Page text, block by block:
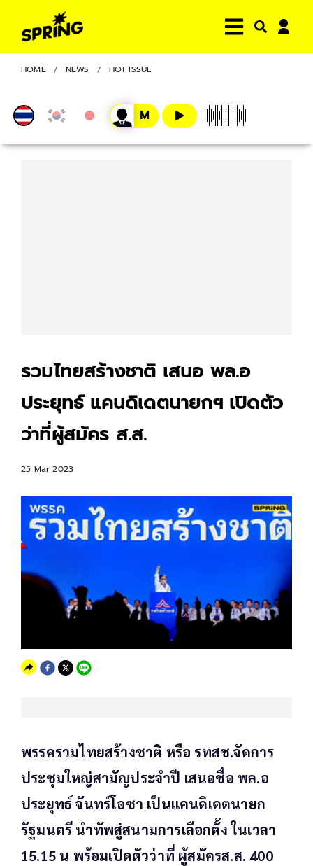
HOME NEWS HOT ISSUE
รวมไทยสร้างชาติ เสนอ พล.อ
ประยุทธ์ แคนดิเดตนายกฯ เปิดตัว
ว่าที่ผู้สมัคร ส.ส.
25 Mar 2023
พรรครวมไทยสร้างชาติ หรือ รทสช.จัดการ
ประชุมใหญ่สามัญประจำปี เสนอชื่อ พล.อ
ประยุทธ์ จันทร์โอชา เป็นแคนดิเดตนายก
รัฐมนตรี นำทัพสู่สนามการเลือกตั้ง ในเวลา
15.15 น พร้อมเปิดตัวว่าที่ ผู้สมัครส.ส. 400